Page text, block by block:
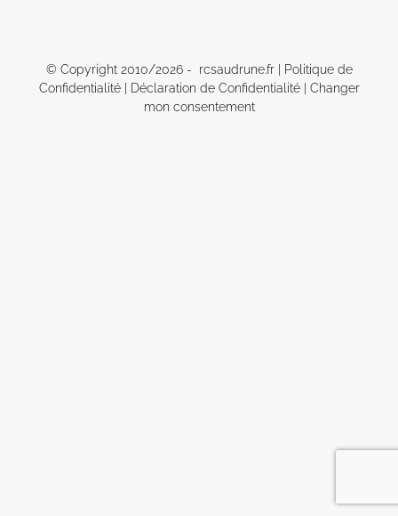
© Copyright 2010/2026 - rcsaudrune.fr |
Politique de
Confidentialité| Déclaration de Confidentialité| Changer
mon consentement